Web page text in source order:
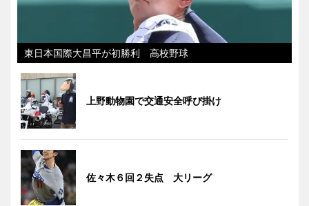
東日本国際大昌平が初勝利 高校野球
上野動物園で交通安全呼び掛け
佐々木６回２失点 大リーグ